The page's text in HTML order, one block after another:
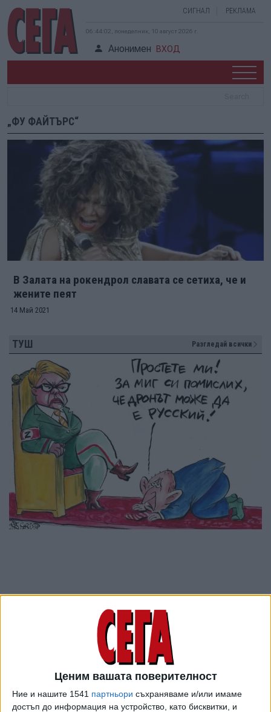
Ценим вашата поверителност
Ние и нашите 1541 партньори съхраняваме и/или имаме
достъп до информация на устройство, като бисквитки, и
СИГНАЛ РЕКЛАМА
06:44:02, понеделник, 10 август 2026 г.
Анонимен ВХОД
„ФУ ФАЙТЪРС“
В Залата на рокендрол славата се сетиха, че и
жените пеят
14 Май 2021
ТУШ Разгледай всички
ПОСЛЕ Разгледай всички